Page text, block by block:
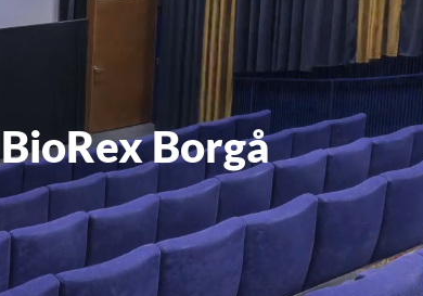
BioRex Borgå